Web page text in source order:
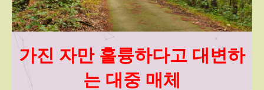
가진 자만 훌륭하다고 대변하
는 대중 매체